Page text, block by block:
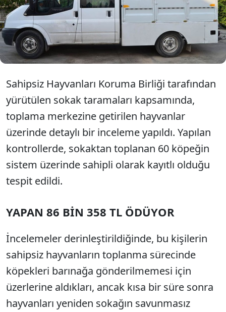
getirilen çok sayıda köpeğin aslında sahipli olduğu
ve "barınağa gitmesinler" düşüncesiyle
sahiplenilip kısa süre sonra yeniden sokağa
bırakıldığı ortaya çıktı.
Sahipsiz Hayvanları Koruma Birliği tarafından
yürütülen sokak taramaları kapsamında,
toplama merkezine getirilen hayvanlar
üzerinde detaylı bir inceleme yapıldı. Yapılan
kontrollerde, sokaktan toplanan 60 köpeğin
sistem üzerinde sahipli olarak kayıtlı olduğu
tespit edildi.
YAPAN 86 BİN 358 TL ÖDÜYOR
İncelemeler derinleştirildiğinde, bu kişilerin
sahipsiz hayvanların toplanma sürecinde
köpekleri barınağa gönderilmemesi için
üzerlerine aldıkları, ancak kısa bir süre sonra
hayvanları yeniden sokağın savunmasız